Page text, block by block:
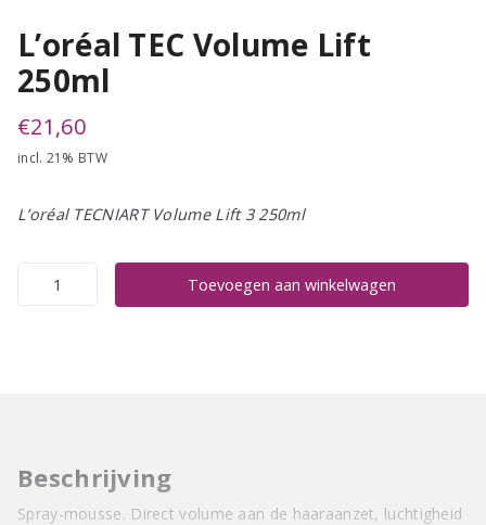
L’oréal TEC Volume Lift
250ml
€21,60
incl. 21% BTW
L’oréal TECNIART Volume Lift 3 250ml
L'oréal
Toevoegen aan winkelwagen
Beschrijving
Spray-mousse. Direct volume aan de haaraanzet, luchtigheid